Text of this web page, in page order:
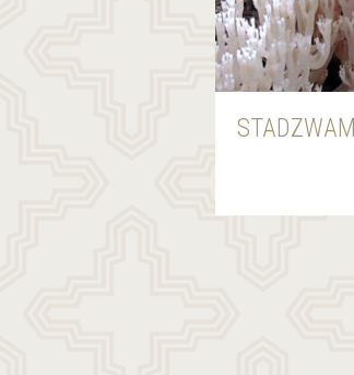
STADZWAM